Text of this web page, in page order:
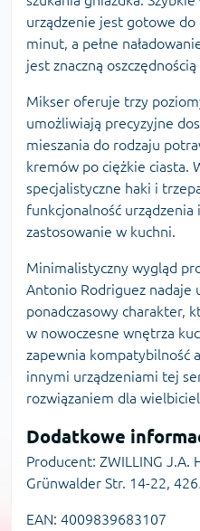
urządzenie jest gotowe do
minut, a pełne
jest znaczną oszczędnością
Mikser oferuje trzy
umożliwiają precyzyjne
mieszania do rodzaju
kremów po ciężkie ciasta.
specjalistyczne haki i
funkcjonalność urządzenia
zastosowanie w kuchni.
Minimalistyczny wygląd
Antonio Rodriguez nadaje
ponadczasowy charakter,
w nowoczesne wnętrza
zapewnia kompatybilność
innymi urządzeniami tej
rozwiązaniem dla
Dodatkowe
Producent: ZWILLING J.A.
Grünwalder Str. 14-22,
EAN: 4009839683107